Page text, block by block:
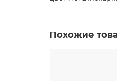
Похожие